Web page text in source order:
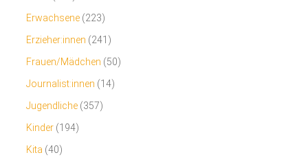
Erwachsene (223)
Erzieher:innen (241)
Frauen/Mädchen (50)
Journalist:innen (14)
Jugendliche (357)
Kinder (194)
Kita (40)